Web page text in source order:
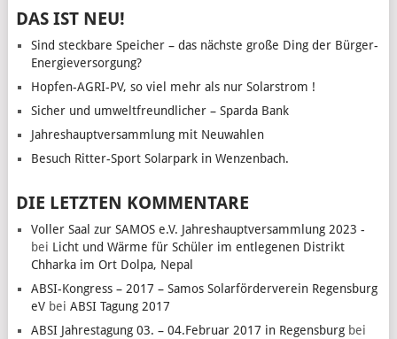
DAS IST NEU!
Sind steckbare Speicher – das nächste große Ding der Bürger-
Energieversorgung?
Hopfen-AGRI-PV, so viel mehr als nur Solarstrom !
Sicher und umweltfreundlicher – Sparda Bank
Jahreshauptversammlung mit Neuwahlen
Besuch Ritter-Sport Solarpark in Wenzenbach.
DIE LETZTEN KOMMENTARE
Voller Saal zur SAMOS e.V. Jahreshauptversammlung 2023 -
bei Licht und Wärme für Schüler im entlegenen Distrikt
Chharka im Ort Dolpa, Nepal
ABSI-Kongress – 2017 – Samos Solarförderverein Regensburg
eVbei ABSI Tagung 2017
ABSI Jahrestagung 03. – 04.Februar 2017 in Regensburgbei